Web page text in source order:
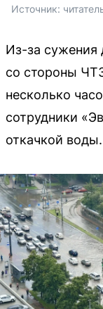
Источник:
Из-за сужения
со стороны
несколько
сотрудники
откачкой воды.